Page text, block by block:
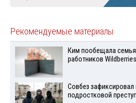
Рекомендуемые материалы
Ким пообещала
работников
Совбез зафиксировал
подростковой